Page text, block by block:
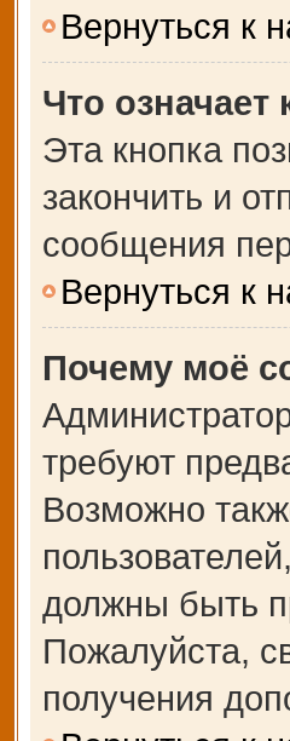
Вернуться к
Что
Эта кнопка
закончить и
сообщения
Вернуться к
Почему моё
требуют
Возможно
должны быть
Пожалуйста,
получения